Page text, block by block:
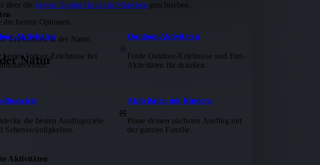
Aktivitäten
besten Indoor-Erlebnisse bei
Outdoor-Aktivitäten
Finde Outdoor-Erlebnisse und Fun-
Aktivitäten für draußen.
🌞
die besten Ausflugsziele
Sehenswürdigkeiten.
Aktivitäten mit Kindern
Plane deinen nächsten Ausflug mit
der ganzen Familie.
🧸
Aktivitäten
über die besten Design Hotels in München geschrieben.
besten Optionen.
Erlebnissen in der Natur.
Natur